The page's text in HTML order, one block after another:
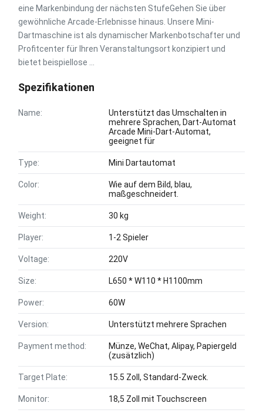
eine Markenbindung der nächsten StufeGehen Sie über
gewöhnliche Arcade-Erlebnisse hinaus. Unsere Mini-
Dartmaschine ist als dynamischer Markenbotschafter und
Profitcenter für Ihren Veranstaltungsort konzipiert und
bietet beispiellose ...
Spezifikationen
Name:
Unterstützt das Umschalten in
mehrere Sprachen, Dart-Automat
Arcade Mini-Dart-Automat,
geeignet für
Type: Mini Dartautomat
Color:
Wie auf dem Bild, blau,
maßgeschneidert.
Weight: 30 kg
Player: 1-2 Spieler
Voltage: 220V
Size: L650 * W110 * H1100mm
Power: 60W
Version: Unterstützt mehrere Sprachen
Payment method:
Münze, WeChat, Alipay, Papiergeld
(zusätzlich)
Target Plate: 15.5 Zoll, Standard-Zweck.
Monitor: 18,5 Zoll mit Touchscreen